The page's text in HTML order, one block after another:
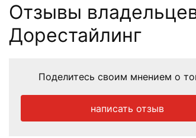
Отзывы
Дорестайлинг
Поделитесь своим мнением о
написать отзыв